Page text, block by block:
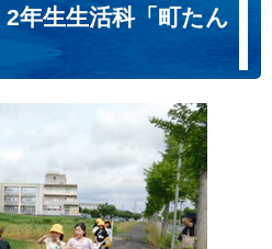
年生生活科「町たん